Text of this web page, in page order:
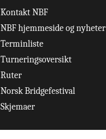
Kontakt NBF
NBF hjemmeside og nyheter
Terminliste
Turneringsoversikt
Ruter
Norsk Bridgefestival
Skjemaer